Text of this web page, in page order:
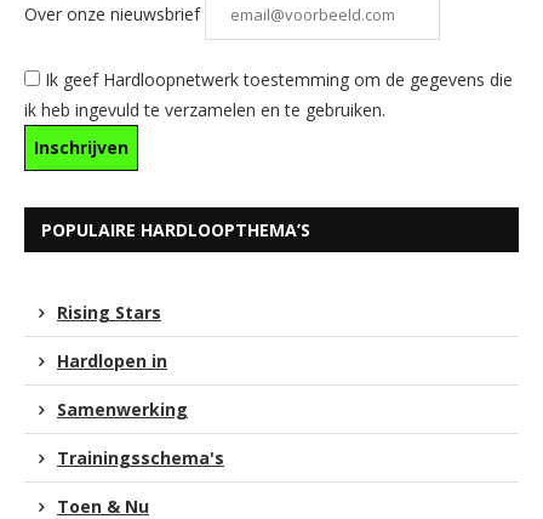
Over onze nieuwsbrief
Ik geef Hardloopnetwerk toestemming om de gegevens die
ik heb ingevuld te verzamelen en te gebruiken.
POPULAIRE HARDLOOPTHEMA’S
Rising Stars
Hardlopen in
Samenwerking
Trainingsschema's
Toen & Nu